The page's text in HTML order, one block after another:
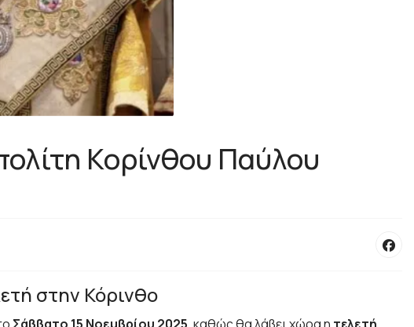
Κορίνθου Παύλου
στην Κόρινθο